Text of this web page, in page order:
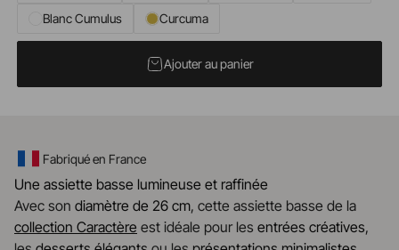
Blanc Cumulus
Curcuma
Ajouter au panier
Fabriqué en France
Une assiette basse lumineuse et raffinée
Avec son diamètre de 26 cm, cette assiette basse de la
collection Caractère est idéale pour les entrées créatives,